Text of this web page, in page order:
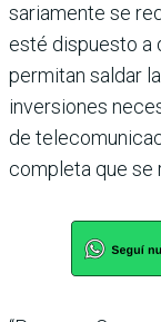
sariamente se
esté dispuesto a
permitan saldar
inversiones
de
completa que se